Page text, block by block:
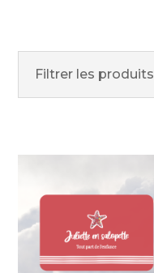
Filtrer les produits